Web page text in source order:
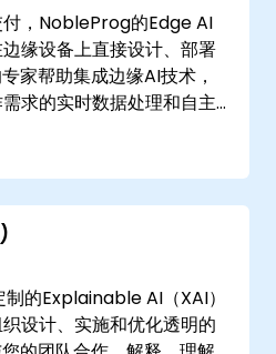
AI 项目设置必要的 IT 基
确保 AI 项目符合道德准
AI 工程专家顾问可以帮
与实际业务应用之间的差
的专业知识和支持，帮助组
实现其战略目标。
，NobleProg的Edge AI
缘设备上直接设计、部署
家帮助集成边缘AI技术，
求的实时数据处理和自主
通过安全的交互式远程桌
家能够与您的团队一起从
方案。线下咨询可以直接
的企业咨询中心进行，提
的Explainable AI（XAI）
设计、实施和优化透明的